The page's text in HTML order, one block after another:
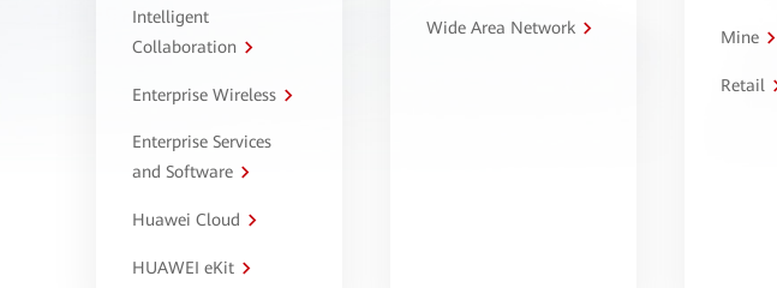
Intelligent
Collaboration
Enterprise Wireless
Enterprise Services
and Software
Huawei Cloud
HUAWEI eKit
Wide Area Network Mine
Retail